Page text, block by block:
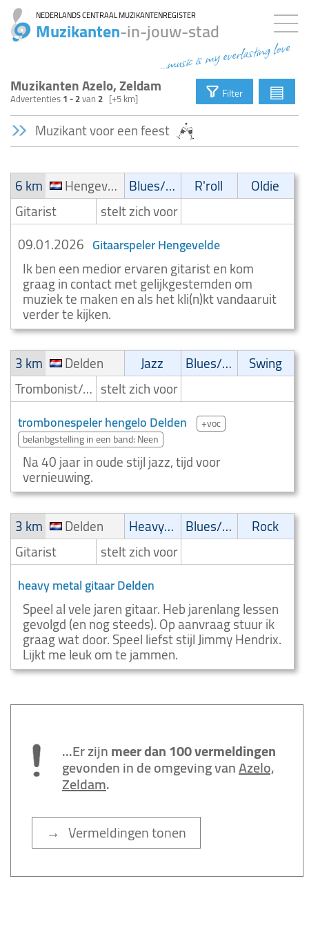
NEDERLANDS CENTRAAL MUZIKANTENREGISTER
Muzikanten-in-jouw-stad
...music is my everlasting love
Muzikanten Azelo, Zeldam
Advertenties1 - 2van2 [+5 km] Filter ▤
Muzikant voor een feest
6 km Hengevelde Blues/Swing R'roll
Oldie
Gitarist
stelt zich voor
09.01.2026 Gitaarspeler Hengevelde
Ik ben een medior ervaren gitarist en kom
graag in contact met gelijkgestemden om
muziek te maken en als het kli(n)kt vandaaruit
verder te kijken.
3 km
Delden Jazz Blues/Swing
Swing
Trombonist/Trombonespeler stelt zich voor
trombonespeler hengelo Delden
+voc
belanbgstelling in een band: Neen
Na 40 jaar in oude stijl jazz, tijd voor
vernieuwing.
3 km
Delden Heavy-metal Blues/Swing
Rock
Gitarist
stelt zich voor
heavy metal gitaar Delden
Speel al vele jaren gitaar. Heb jarenlang lessen
gevolgd (en nog steeds). Op aanvraag stuur ik
graag wat door. Speel liefst stijl Jimmy Hendrix.
Lijkt me leuk om te jammen.
...Er zijnmeer dan 100 vermeldingen
gevonden in de omgeving vanAzelo,
Zeldam.
→ Vermeldingen tonen